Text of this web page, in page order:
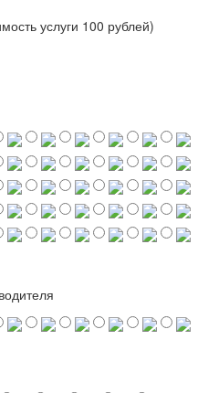
услуги 100 рублей)